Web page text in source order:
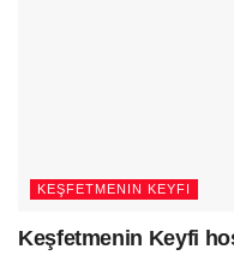
KEŞFETMENIN KEYFI
Keşfetmenin Keyfi